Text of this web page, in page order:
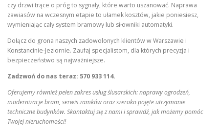
czy drzwi trące o próg to sygnały, które warto uszanować. Naprawa
zawiasów na wczesnym etapie to ułamek kosztów, jakie poniesiesz,
wymieniając cały system bramowy lub siłowniki automatyki.
Dołącz do grona naszych zadowolonych klientów w Warszawie i
Konstancinie-Jeziornie. Zaufaj specjalistom, dla których precyzja i
bezpieczeństwo są najważniejsze.
Zadzwoń do nas teraz: 570 933 114.
Oferujemy również pełen zakres usług ślusarskich: naprawy ogrodzeń,
modernizacje bram, serwis zamków oraz szeroko pojęte utrzymanie
techniczne budynków. Skontaktuj się z nami i sprawdź, jak możemy pomóc
Twojej nieruchomości!